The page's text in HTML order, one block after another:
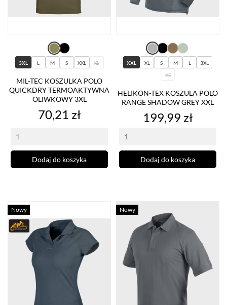
3XL L M S XXL XL
MIL-TEC KOSZULKA POLO
QUICKDRY TERMOAKTYWNA
OLIWKOWY 3XL
Cena
70,21 zł
Dodaj do koszyka
XXL XL S M L
3XL
XS
HELIKON-TEX KOSZULA POLO
RANGE SHADOW GREY XXL
Cena
199,99 zł
Dodaj do koszyka
Nowy Nowy